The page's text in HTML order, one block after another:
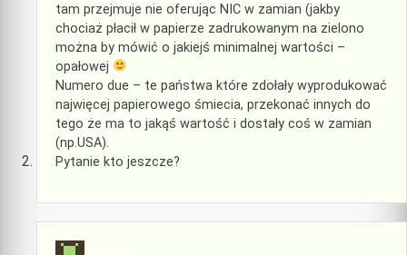
tam przejmuje nie oferując NIC w zamian (jakby
chociaż płacił w papierze zadrukowanym na zielono
można by mówić o jakiejś minimalnej wartości –
opałowej
Numero due – te państwa które zdołały wyprodukować
najwięcej papierowego śmiecia, przekonać innych do
tego że ma to jakąś wartość i dostały coś w zamian
(np.USA).
Pytanie kto jeszcze?